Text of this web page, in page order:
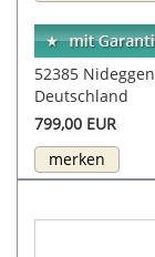
52385 Nideggen
Deutschland
799,00 EUR
merken